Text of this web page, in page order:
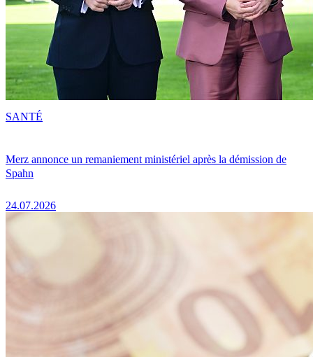
Merz annonce un remaniement ministériel après la démission de
Spahn
24.07.2026
SANTÉ